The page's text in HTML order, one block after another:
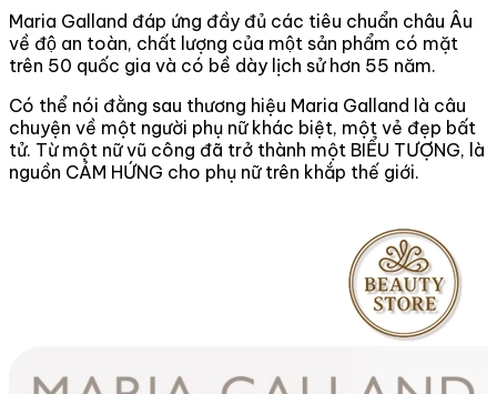
Maria Galland đáp ứng đầy đủ các tiêu chuẩn châu Âu
về độ an toàn, chất lượng của một sản phẩm có mặt
trên 50 quốc gia và có bề dày lịch sử hơn 55 năm.
Có thể nói đằng sau thương hiệu Maria Galland là câu
chuyện về một người phụ nữ khác biệt, một vẻ đẹp bất
tử. Từ một nữ vũ công đã trở thành một BIỂU TƯỢNG, là
nguồn CẢM HỨNG cho phụ nữ trên khắp thế giới.